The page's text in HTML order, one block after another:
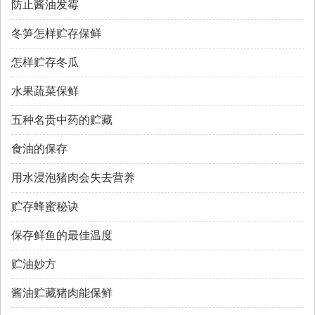
防止酱油发霉
冬笋怎样贮存保鲜
怎样贮存冬瓜
水果蔬菜保鲜
五种名贵中药的贮藏
食油的保存
用水浸泡猪肉会失去营养
贮存蜂蜜秘诀
保存鲜鱼的最佳温度
贮油妙方
酱油贮藏猪肉能保鲜